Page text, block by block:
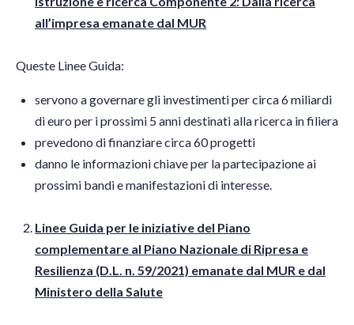
all’impresa emanate dal MUR
Queste Linee Guida:
servono a governare gli investimenti per circa 6 miliardi
di euro per i prossimi 5 anni destinati alla ricerca in filiera
prevedono di finanziare circa 60 progetti
danno le informazioni chiave per la partecipazione ai
prossimi bandi e manifestazioni di interesse.
Linee Guida per le iniziative del Piano
complementare al Piano Nazionale di Ripresa e
Resilienza (D.L. n. 59/2021) emanate dal MUR e dal
Ministero della Salute